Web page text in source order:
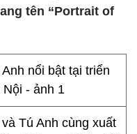
tên “Portrait of
Tú Anh cùng xuất